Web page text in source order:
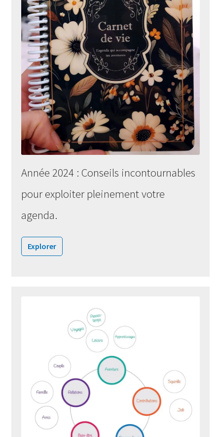
RESSOURCES CARNET DE VIE
PDF GRATUITS À IMPRIMER
INNO – JEU D’INNOVATION SOCIALE
LE
SOUS-
MENU
〜BOUTIQUE〜
BLOGUE
CONTACT
Année 2024 : Conseils incontournables
pour exploiter pleinement votre
agenda.
Explorer